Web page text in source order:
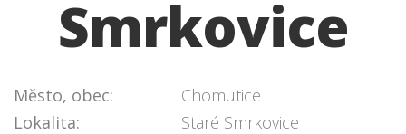
Smrkovice
Město, obec:
Chomutice
Lokalita:
Staré Smrkovice